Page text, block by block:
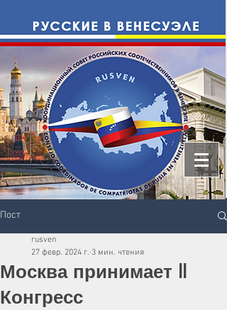
Пост
Москва принимает II
Конгресс
rusven
27 февр. 2024 г. 3 мин. чтения